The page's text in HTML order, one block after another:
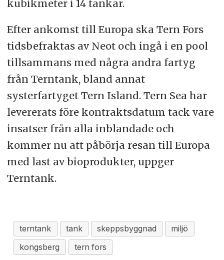
kubikmeter i 14 tankar.
Efter ankomst till Europa ska Tern Fors
tidsbefraktas av Neot och ingå i en pool
tillsammans med några andra fartyg
från Terntank, bland annat
systerfartyget Tern Island. Tern Sea har
levererats före kontraktsdatum tack vare
insatser från alla inblandade och
kommer nu att påbörja resan till Europa
med last av bioprodukter, uppger
Terntank.
terntank tank skeppsbyggnad
miljö
kongsberg
tern fors